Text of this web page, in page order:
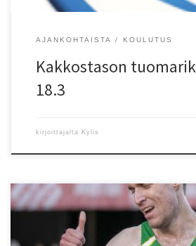
AJANKOHTAISTA KOULUTUS
Kakkostason
18.3
kirjoittajalta Kylis
Espoossa käytiin Pohjoismaiden
urheilijat saavuttivat kaksi PM-pronssia,